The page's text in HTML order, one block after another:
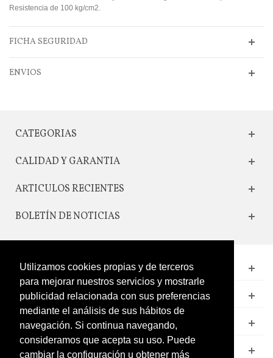
Utilizamos cookies propias y de terceros
para mejorar nuestros servicios y mostrarle
publicidad relacionada con sus preferencias
mediante el análisis de sus hábitos de
navegación. Si continua navegando,
consideramos que acepta su uso. Puede
cambiar la configuración u obtener más
Resistencia de 100 kg/cm2.
FICHA SEGURIDAD
ENVIOS
CATEGORIAS
CALIDAD Y GARANTIA
ARTICULOS RECIENTES
BOLETÍN DE NOTICIAS
CONTACTO
LEGAL
CATÁLOGO
MI CUENTA